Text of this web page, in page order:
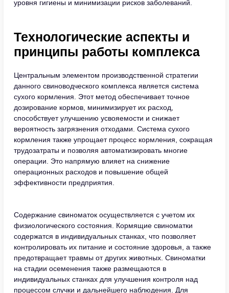
уровня гигиены и минимизации рисков заболеваний.
Технологические аспекты и
принципы работы комплекса
Центральным элементом производственной стратегии
данного свиноводческого комплекса является система
сухого кормления. Этот метод обеспечивает точное
дозирование кормов, минимизирует их расход,
способствует улучшению усвояемости и снижает
вероятность загрязнения отходами. Система сухого
кормления также упрощает процесс кормления, сокращая
трудозатраты и позволяя автоматизировать многие
операции. Это напрямую влияет на снижение
операционных расходов и повышение общей
эффективности предприятия.
Содержание свиноматок осуществляется с учетом их
физиологического состояния. Кормящие свиноматки
содержатся в индивидуальных станках, что позволяет
контролировать их питание и состояние здоровья, а также
предотвращает травмы от других животных. Свиноматки
на стадии осеменения также размещаются в
индивидуальных станках для улучшения контроля над
процессом случки и дальнейшего наблюдения. Для